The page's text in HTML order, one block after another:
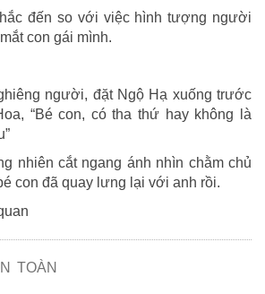
đến so với việc hình tượng người
con gái mình.
người, đặt Ngộ Hạ xuống trước
“Bé con, có tha thứ hay không là
nhiên cắt ngang ánh nhìn chằm chủ
con đã quay lưng lại với anh rồi.
TOÀN